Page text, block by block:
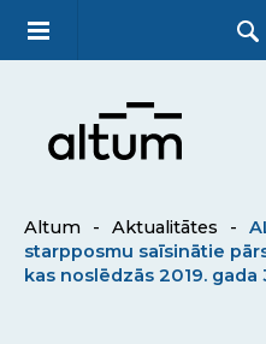
Altum - Aktualitātes -
starpposmu saīsinātie
kas noslēdzās 2019.